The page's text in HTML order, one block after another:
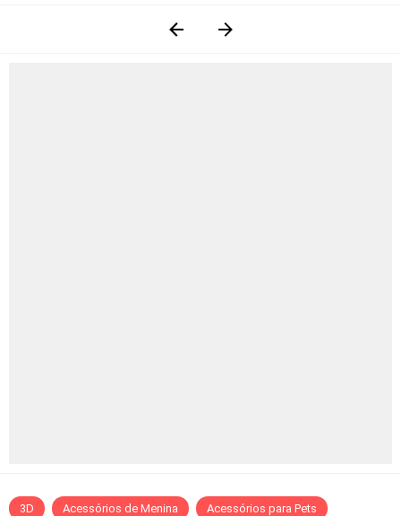
3D Acessórios de Menina Acessórios para Pets